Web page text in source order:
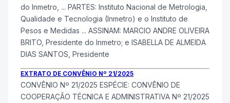
do Inmetro , ... PARTES: Instituto Nacional de Metrologia,
Qualidade e Tecnologia (Inmetro) e o Instituto de
Pesos e Medidas ... ASSINAM: MARCIO ANDRE OLIVEIRA
BRITO, Presidente do Inmetro; e ISABELLA DE ALMEIDA
DIAS SANTOS, Presidente
EXTRATO DE CONVÊNIO Nº 21/2025
CONVÊNIO Nº 21/2025 ESPÉCIE: CONVÊNIO DE
COOPERAÇÃO TÉCNICA E ADMINISTRATIVA Nº 21/2025